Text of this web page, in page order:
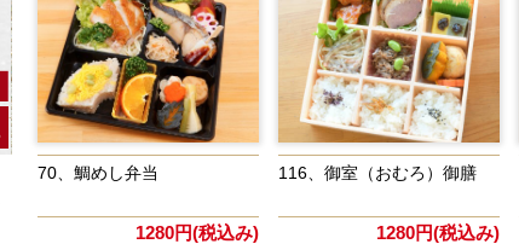
70、鯛めし弁当
1280円(税込み)
116、御室（おむろ）御膳
1280円(税込み)